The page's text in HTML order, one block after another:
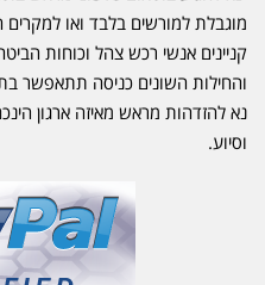
מוגבלת למורשים בלבד ואו למקרים
קניינים אנשי רכש צהל וכוחות
והחילות השונים כניסה תתאפשר
נא להזדהות מראש מאיזה ארגון
וסיוע.